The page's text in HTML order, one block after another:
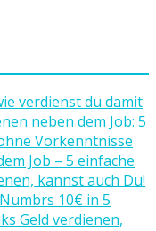
verdienst du damit
neben dem Job: 5
Vorkenntnisse
Job – 5 einfache
kannst auch Du!
10€ in 5
Geld verdienen,